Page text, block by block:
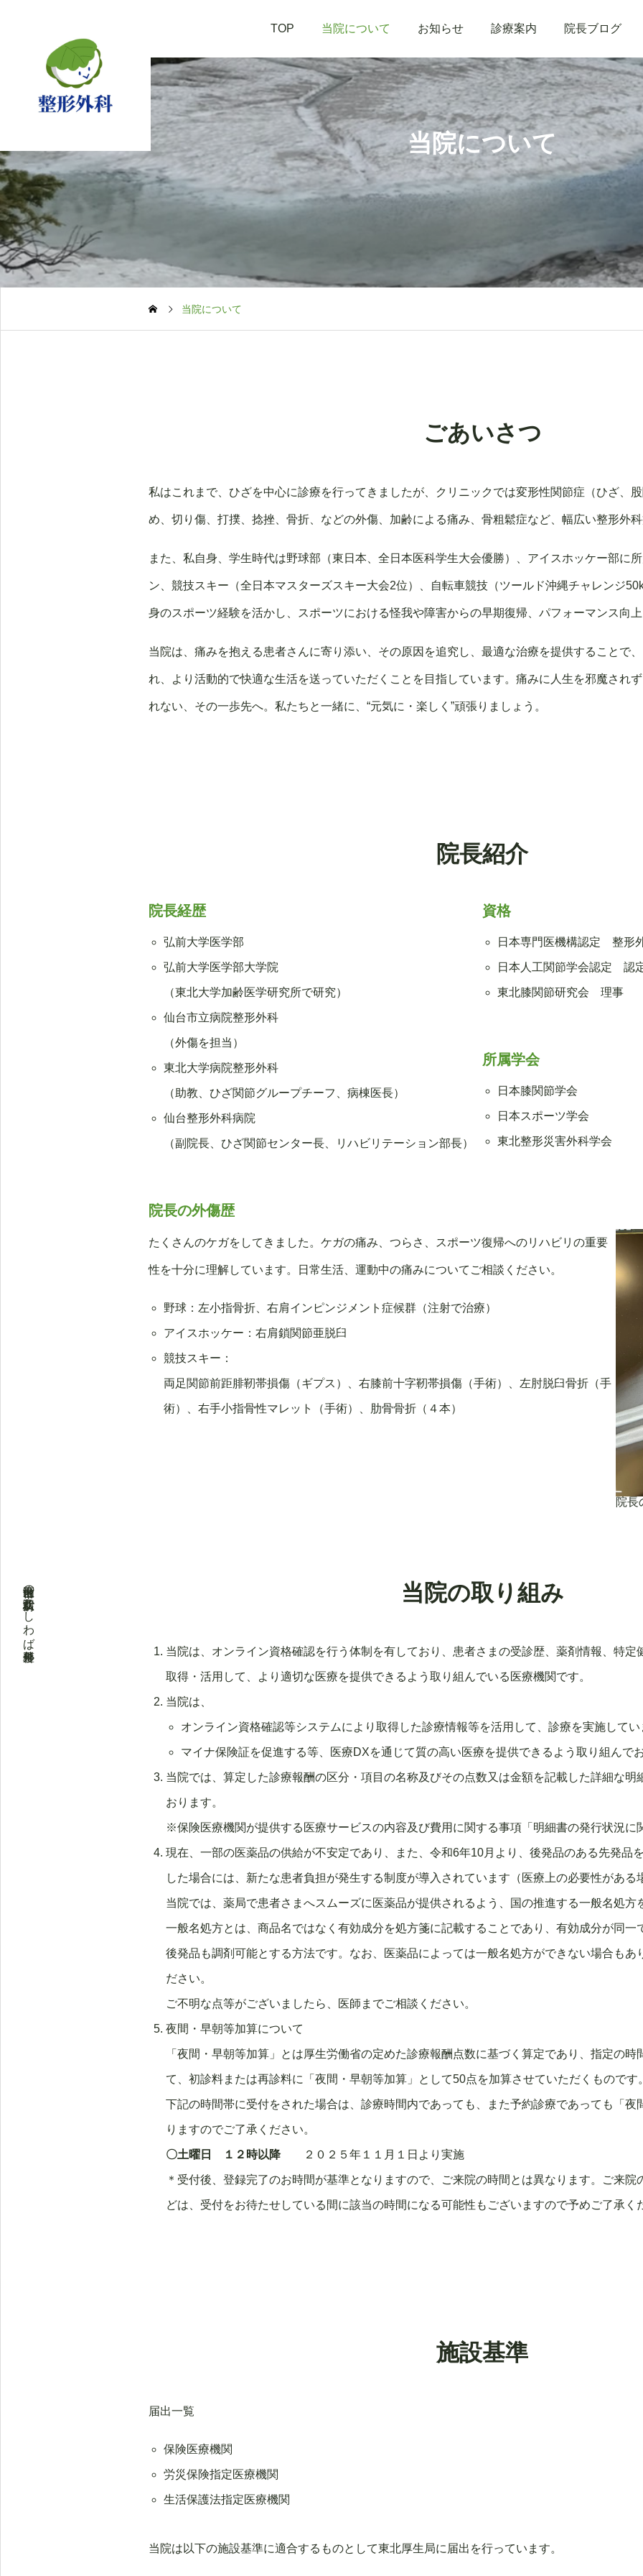
TOP 当院について お知らせ 診療案内 院長ブログ
院長 ブログ
ローキティー＠APPI
院長 ブログ
appiに行ってきました。
2026.02.21
院長 ブログ
スプリングバレースキー
院長 ブログ
2026.02.02
仙台市泉区の八乙女駅前かしわば整形外科
当院について
当院について
ごあいさつ
私はこれまで、ひざを中心に診療を行ってきましたが、クリニックでは変形性関節症（ひざ、
め、切り傷、打撲、捻挫、骨折、などの外傷、加齢による痛み、骨粗鬆症など、幅広い整形外
また、私自身、学生時代は野球部（東日本、全日本医科学生大会優勝）、アイスホッケー部に
ン、競技スキー（全日本マスターズスキー大会2位）、自転車競技（ツールド沖縄チャレンジ
身のスポーツ経験を活かし、スポーツにおける怪我や障害からの早期復帰、パフォーマンス向
当院は、痛みを抱える患者さんに寄り添い、その原因を追究し、最適な治療を提供することで
れ、より活動的で快適な生活を送っていただくことを目指しています。痛みに人生を邪魔され
れない、その一歩先へ。私たちと一緒に、“元気に・楽しく”頑張りましょう。
院長紹介
院長経歴
弘前大学医学部
弘前大学医学部大学院
（東北大学加齢医学研究所で研究）
仙台市立病院整形外科
（外傷を担当）
東北大学病院整形外科
（助教、ひざ関節グループチーフ、病棟医長）
仙台整形外科病院
（副院長、ひざ関節センター長、リハビリテーション部長）
資格
日本専門医機構認定 整形
日本人工関節学会認定 認
東北膝関節研究会 理事
所属学会
日本膝関節学会
日本スポーツ学会
東北整形災害外科学会
院長の外傷歴
たくさんのケガをしてきました。ケガの痛み、つらさ、スポーツ復帰へのリハビリの重要
性を十分に理解しています。日常生活、運動中の痛みについてご相談ください。
野球：左小指骨折、右肩インピンジメント症候群（注射で治療）
アイスホッケー：右肩鎖関節亜脱臼
競技スキー：
両足関節前距腓靭帯損傷（ギプス）、右膝前十字靭帯損傷（手術）、左肘脱臼骨折（手
術）、右手小指骨性マレット（手術）、肋骨骨折（４本）
院長
当院の取り組み
当院は、オンライン資格確認を行う体制を有しており、患者さまの受診歴、薬剤情報、特定
取得・活用して、より適切な医療を提供できるよう取り組んでいる医療機関です。
当院は、
オンライン資格確認等システムにより取得した診療情報等を活用して、診療を実施してい
マイナ保険証を促進する等、医療DXを通じて質の高い医療を提供できるよう取り組んで
当院では、算定した診療報酬の区分・項目の名称及びその点数又は金額を記載した詳細な明
おります。
※保険医療機関が提供する医療サービスの内容及び費用に関する事項「明細書の発行状況に
現在、一部の医薬品の供給が不安定であり、また、令和6年10月より、後発品のある先発品
した場合には、新たな患者負担が発生する制度が導入されています（医療上の必要性がある
当院では、薬局で患者さまへスムーズに医薬品が提供されるよう、国の推進する一般名処方
一般名処方とは、商品名ではなく有効成分を処方箋に記載することであり、有効成分が同一
後発品も調剤可能とする方法です。なお、医薬品によっては一般名処方ができない場合もあ
ださい。
ご不明な点等がございましたら、医師までご相談ください。
夜間・早朝等加算について
「夜間・早朝等加算」とは厚生労働省の定めた診療報酬点数に基づく算定であり、指定の
て、初診料または再診料に「夜間・早朝等加算」として50点を加算させていただくものです
下記の時間帯に受付をされた場合は、診療時間内であっても、また予約診療であっても「夜
りますのでご了承ください。
〇土曜日 １２時以降 ２０２５年１１月１日より実施
＊受付後、登録完了のお時間が基準となりますので、ご来院の時間とは異なります。ご来
どは、受付をお待たせしている間に該当の時間になる可能性もございますので予めご了承く
施設基準
届出一覧
保険医療機関
労災保険指定医療機関
生活保護法指定医療機関
当院は以下の施設基準に適合するものとして東北厚生局に届出を行っています。